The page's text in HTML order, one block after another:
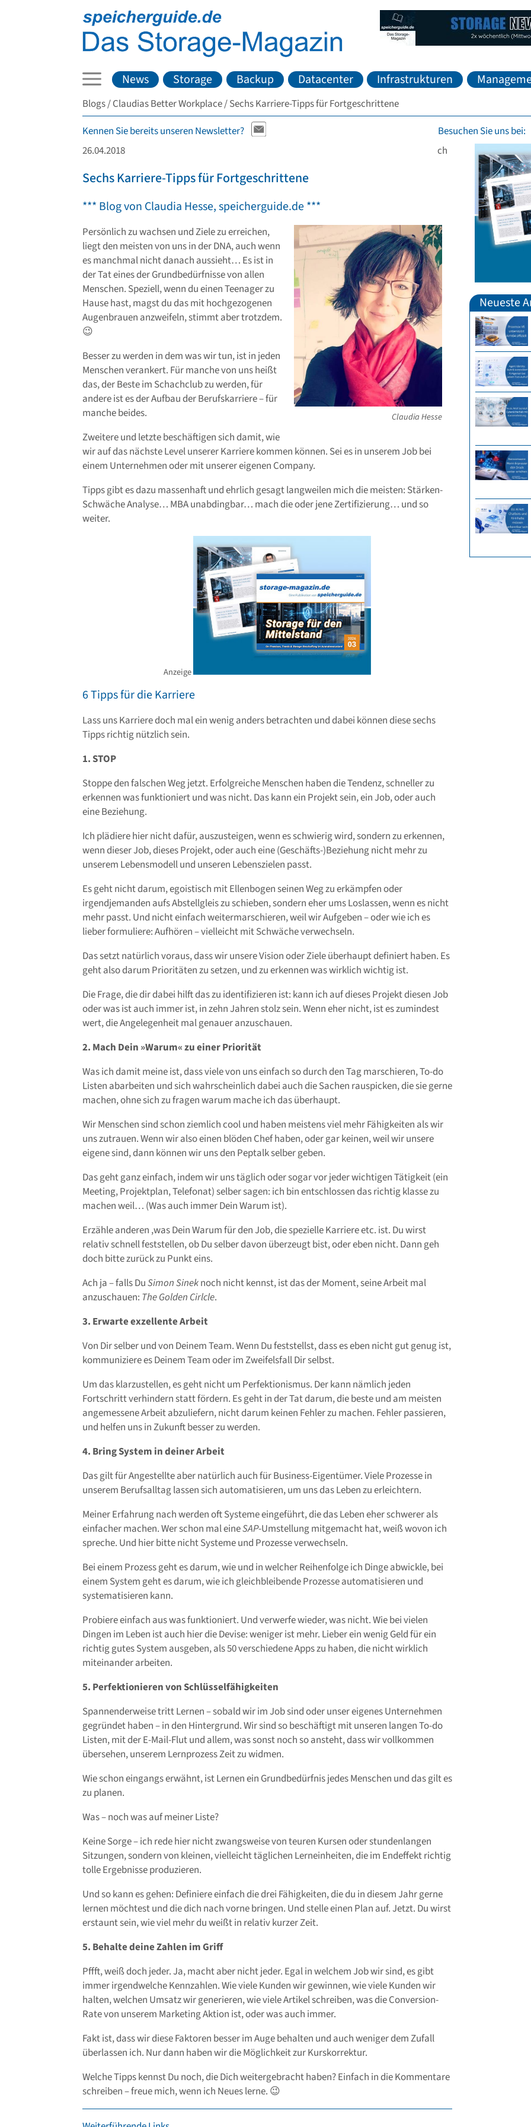
News Storage Backup Datacenter Infrastrukturen
Blogs Claudias Better Workplace Sechs Karriere-Tipps für Fortgeschrittene
Kennen Sie bereits unseren Newsletter?
Besuchen Sie uns bei:
26.04.2018
ch
Sechs Karriere-Tipps für Fortgeschrittene
*** Blog von Claudia Hesse, speicherguide.de ***
Claudia Hesse
Persönlich zu wachsen und Ziele zu erreichen,
liegt den meisten von uns in der DNA, auch wenn
es manchmal nicht danach aussieht… Es ist in
der Tat eines der Grundbedürfnisse von allen
Menschen. Speziell, wenn du einen Teenager zu
Hause hast, magst du das mit hochgezogenen
Augenbrauen anzweifeln, stimmt aber trotzdem.
😉
Besser zu werden in dem was wir tun, ist in jeden
Menschen verankert. Für manche von uns heißt
das, der Beste im Schachclub zu werden, für
andere ist es der Aufbau der Berufskarriere – für
manche beides.
Zweitere und letzte beschäftigen sich damit, wie
wir auf das nächste Level unserer Karriere kommen können. Sei es in unserem Job bei
einem Unternehmen oder mit unserer eigenen Company.
Tipps gibt es dazu massenhaft und ehrlich gesagt langweilen mich die meisten: Stärken-
Schwäche Analyse… MBA unabdingbar… mach die oder jene Zertifizierung… und so
weiter.
Anzeige
6 Tipps für die Karriere
Lass uns Karriere doch mal ein wenig anders betrachten und dabei können diese sechs
Tipps richtig nützlich sein.
1. STOP
Stoppe den falschen Weg jetzt. Erfolgreiche Menschen haben die Tendenz, schneller zu
erkennen was funktioniert und was nicht. Das kann ein Projekt sein, ein Job, oder auch
eine Beziehung.
Ich plädiere hier nicht dafür, auszusteigen, wenn es schwierig wird, sondern zu erkennen,
wenn dieser Job, dieses Projekt, oder auch eine (Geschäfts-)Beziehung nicht mehr zu
unserem Lebensmodell und unseren Lebenszielen passt.
Es geht nicht darum, egoistisch mit Ellenbogen seinen Weg zu erkämpfen oder
irgendjemanden aufs Abstellgleis zu schieben, sondern eher ums Loslassen, wenn es nicht
mehr passt. Und nicht einfach weitermarschieren, weil wir Aufgeben – oder wie ich es
lieber formuliere: Aufhören – vielleicht mit Schwäche verwechseln.
Das setzt natürlich voraus, dass wir unsere Vision oder Ziele überhaupt definiert haben. Es
geht also darum Prioritäten zu setzen, und zu erkennen was wirklich wichtig ist.
Die Frage, die dir dabei hilft das zu identifizieren ist: kann ich auf dieses Projekt diesen Job
oder was ist auch immer ist, in zehn Jahren stolz sein. Wenn eher nicht, ist es zumindest
wert, die Angelegenheit mal genauer anzuschauen.
2. Mach Dein »Warum« zu einer Priorität
Was ich damit meine ist, dass viele von uns einfach so durch den Tag marschieren, To-do
Listen abarbeiten und sich wahrscheinlich dabei auch die Sachen rauspicken, die sie gerne
machen, ohne sich zu fragen warum mache ich das überhaupt.
Wir Menschen sind schon ziemlich cool und haben meistens viel mehr Fähigkeiten als wir
uns zutrauen. Wenn wir also einen blöden Chef haben, oder gar keinen, weil wir unsere
eigene sind, dann können wir uns den Peptalk selber geben.
Das geht ganz einfach, indem wir uns täglich oder sogar vor jeder wichtigen Tätigkeit (ein
Meeting, Projektplan, Telefonat) selber sagen: ich bin entschlossen das richtig klasse zu
machen weil… (Was auch immer Dein Warum ist).
Erzähle anderen ,was Dein Warum für den Job, die spezielle Karriere etc. ist. Du wirst
relativ schnell feststellen, ob Du selber davon überzeugt bist, oder eben nicht. Dann geh
doch bitte zurück zu Punkt eins.
Ach ja – falls DuSimon Sineknoch nicht kennst, ist das der Moment, seine Arbeit mal
anzuschauen: The Golden Cirlcle.
3. Erwarte exzellente Arbeit
Von Dir selber und von Deinem Team. Wenn Du feststellst, dass es eben nicht gut genug ist,
kommuniziere es Deinem Team oder im Zweifelsfall Dir selbst.
Um das klarzustellen, es geht nicht um Perfektionismus. Der kann nämlich jeden
Fortschritt verhindern statt fördern. Es geht in der Tat darum, die beste und am meisten
angemessene Arbeit abzuliefern, nicht darum keinen Fehler zu machen. Fehler passieren,
und helfen uns in Zukunft besser zu werden.
4. Bring System in deiner Arbeit
Das gilt für Angestellte aber natürlich auch für Business-Eigentümer. Viele Prozesse in
unserem Berufsalltag lassen sich automatisieren, um uns das Leben zu erleichtern.
Meiner Erfahrung nach werden oft Systeme eingeführt, die das Leben eher schwerer als
einfacher machen. Wer schon mal eineSAP-Umstellung mitgemacht hat, weiß wovon ich
spreche. Und hier bitte nicht Systeme und Prozesse verwechseln.
Bei einem Prozess geht es darum, wie und in welcher Reihenfolge ich Dinge abwickle, bei
einem System geht es darum, wie ich gleichbleibende Prozesse automatisieren und
systematisieren kann.
Probiere einfach aus was funktioniert. Und verwerfe wieder, was nicht. Wie bei vielen
Dingen im Leben ist auch hier die Devise: weniger ist mehr. Lieber ein wenig Geld für ein
richtig gutes System ausgeben, als 50 verschiedene Apps zu haben, die nicht wirklich
miteinander arbeiten.
5. Perfektionieren von Schlüsselfähigkeiten
Spannenderweise tritt Lernen – sobald wir im Job sind oder unser eigenes Unternehmen
gegründet haben – in den Hintergrund. Wir sind so beschäftigt mit unseren langen To-do
Listen, mit der E-Mail-Flut und allem, was sonst noch so ansteht, dass wir vollkommen
übersehen, unserem Lernprozess Zeit zu widmen.
Wie schon eingangs erwähnt, ist Lernen ein Grundbedürfnis jedes Menschen und das gilt es
zu planen.
Was – noch was auf meiner Liste?
Keine Sorge – ich rede hier nicht zwangsweise von teuren Kursen oder stundenlangen
Sitzungen, sondern von kleinen, vielleicht täglichen Lerneinheiten, die im Endeffekt richtig
tolle Ergebnisse produzieren.
Und so kann es gehen: Definiere einfach die drei Fähigkeiten, die du in diesem Jahr gerne
lernen möchtest und die dich nach vorne bringen. Und stelle einen Plan auf. Jetzt. Du wirst
erstaunt sein, wie viel mehr du weißt in relativ kurzer Zeit.
5. Behalte deine Zahlen im Griff
Pffft, weiß doch jeder. Ja, macht aber nicht jeder. Egal in welchem Job wir sind, es gibt
immer irgendwelche Kennzahlen. Wie viele Kunden wir gewinnen, wie viele Kunden wir
halten, welchen Umsatz wir generieren, wie viele Artikel schreiben, was die Conversion-
Rate von unserem Marketing Aktion ist, oder was auch immer.
Fakt ist, dass wir diese Faktoren besser im Auge behalten und auch weniger dem Zufall
überlassen ich. Nur dann haben wir die Möglichkeit zur Kurskorrektur.
Welche Tipps kennst Du noch, die Dich weitergebracht haben? Einfach in die Kommentare
schreiben – freue mich, wenn ich Neues lerne. 😉
Neueste